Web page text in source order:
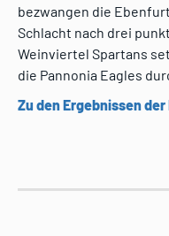
bezwangen die
Schlacht nach drei
Weinviertel Spartans
die Pannonia Eagles
Zu den Ergebnissen der